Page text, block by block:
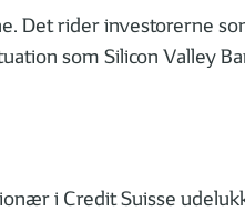
Det rider investorerne
som Silicon Valley
i Credit Suisse